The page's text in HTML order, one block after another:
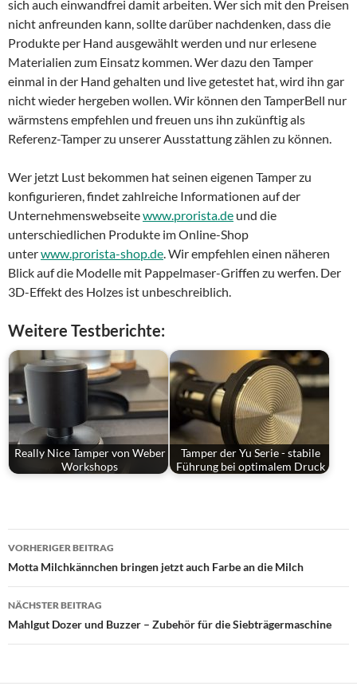
sich auch einwandfrei damit arbeiten. Wer sich mit den Preisen
nicht anfreunden kann, sollte darüber nachdenken, dass die
Produkte per Hand ausgewählt werden und nur erlesene
Materialien zum Einsatz kommen. Wer dazu den Tamper
einmal in der Hand gehalten und live getestet hat, wird ihn gar
nicht wieder hergeben wollen. Wir können den TamperBell nur
wärmstens empfehlen und freuen uns ihn zukünftig als
Referenz-Tamper zu unserer Ausstattung zählen zu können.
Wer jetzt Lust bekommen hat seinen eigenen Tamper zu
konfigurieren, findet zahlreiche Informationen auf der
Unternehmenswebseitewww.prorista.de und die
unterschiedlichen Produkte im Online-Shop
unterwww.prorista-shop.de. Wir empfehlen einen näheren
Blick auf die Modelle mit Pappelmaser-Griffen zu werfen. Der
3D-Effekt des Holzes ist unbeschreiblich.
Weitere Testberichte:
Really Nice Tamper von Weber
Workshops
Tamper der Yu Serie - stabile
Führung bei optimalem Druck
Beitragsnavigation
VORHERIGER BEITRAG
Motta Milchkännchen bringen jetzt auch Farbe an die Milch
NÄCHSTER BEITRAG
Mahlgut Dozer und Buzzer – Zubehör für die Siebträgermaschine